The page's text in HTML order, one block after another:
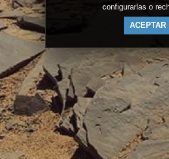
configurarlas o
ACEPTAR